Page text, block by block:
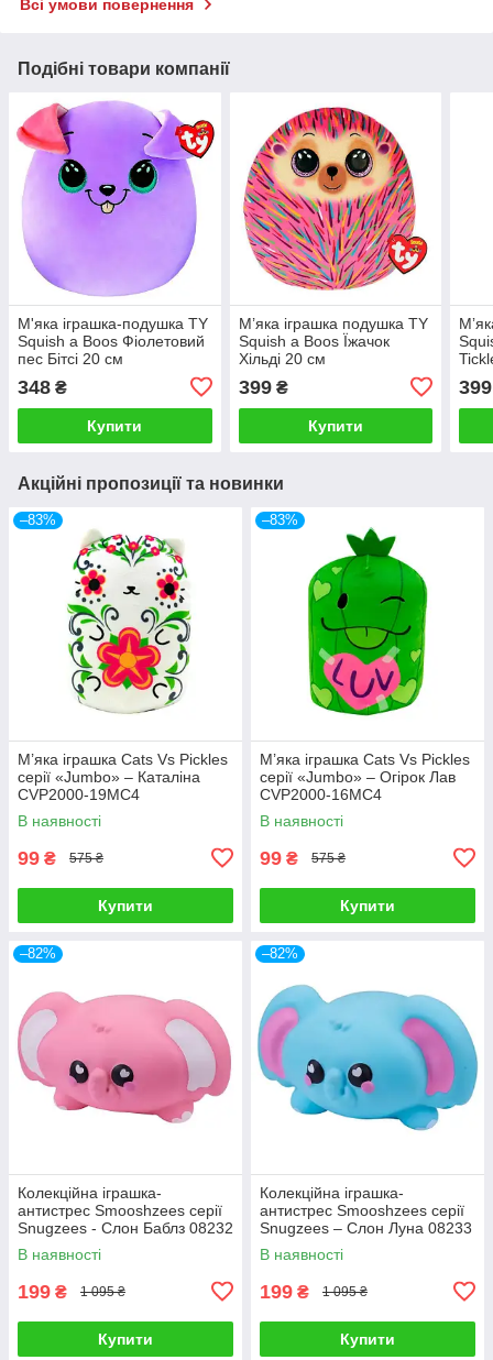
Всі умови повернення
Подібні товари компанії
М'яка іграшка-подушка TY
Squish a Boos Фіолетовий
пес Бітсі 20 см
348 ₴
Купити
М’яка іграшка подушка TY
Squish a Boos Їжачок
Хільді 20 см
399₴
Купити
399
Акційні пропозиції та новинки
–83%
М’яка іграшка Cats Vs Pickles
серії «Jumbo» – Каталіна
CVP2000-19MC4
В наявності
99 ₴ 575 ₴
Купити
–83%
М’яка іграшка Cats Vs Pickles
серії «Jumbo» – Огірок Лав
CVP2000-16MC4
В наявності
99 ₴ 575 ₴
Купити
–82%
Колекційна іграшка-
антистрес Smooshzees серії
Snugzees - Слон Баблз 08232
В наявності
199 ₴ 1 095 ₴
Купити
–82%
Колекційна іграшка-
антистрес Smooshzees серії
Snugzees – Слон Луна 08233
В наявності
199 ₴ 1 095 ₴
Купити